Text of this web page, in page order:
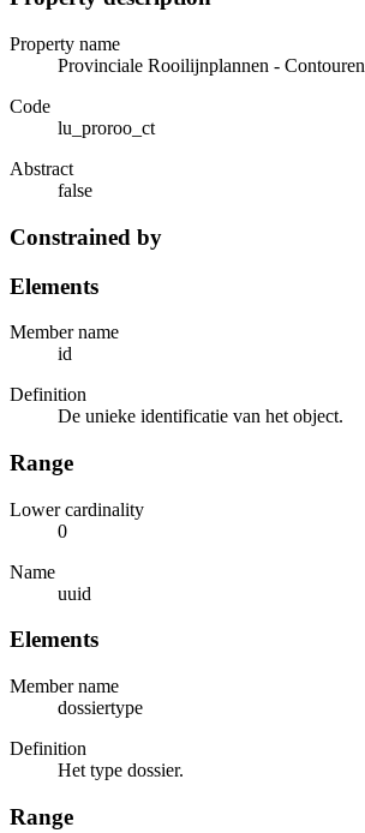
Property name
Provinciale Rooilijnplannen - Contouren
Code
lu_proroo_ct
Abstract
false
Constrained by
Elements
Member name
id
Definition
De unieke identificatie van het object.
Range
Lower cardinality
0
Name
uuid
Elements
Member name
dossiertype
Definition
Het type dossier.
Range